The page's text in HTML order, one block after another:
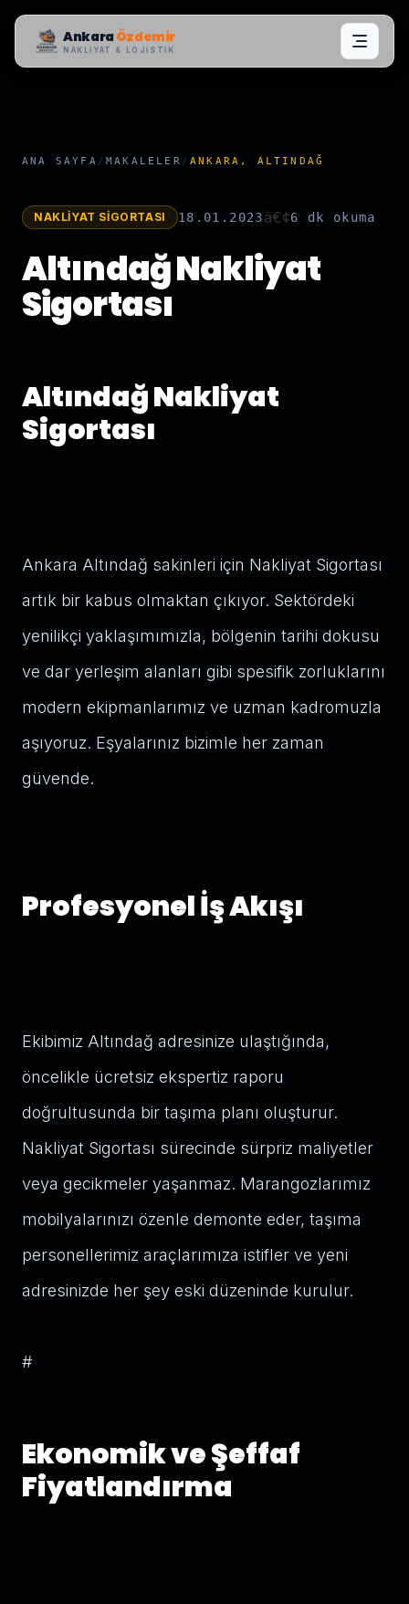
AnkaraÖzdemir
NAKLIYAT & LOJISTIK
ANA SAYFA /MAKALELER /ANKARA, ALTINDAĞ
NAKLIYAT SIGORTASI 18.01.2023â€¢6 dk okuma
Altındağ Nakliyat
Sigortası
Altındağ Nakliyat
Sigortası
Ankara Altındağ sakinleri için Nakliyat Sigortası
artık bir kabus olmaktan çıkıyor. Sektördeki
yenilikçi yaklaşımımızla, bölgenin tarihi dokusu
ve dar yerleşim alanları gibi spesifik zorluklarını
modern ekipmanlarımız ve uzman kadromuzla
aşıyoruz. Eşyalarınız bizimle her zaman
güvende.
Profesyonel İş Akışı
Ekibimiz Altındağ adresinize ulaştığında,
öncelikle ücretsiz ekspertiz raporu
doğrultusunda bir taşıma planı oluşturur.
Nakliyat Sigortası sürecinde sürpriz maliyetler
veya gecikmeler yaşanmaz. Marangozlarımız
mobilyalarınızı özenle demonte eder, taşıma
personellerimiz araçlarımıza istifler ve yeni
adresinizde her şey eski düzeninde kurulur.
#
Ekonomik ve Şeffaf
Fiyatlandırma